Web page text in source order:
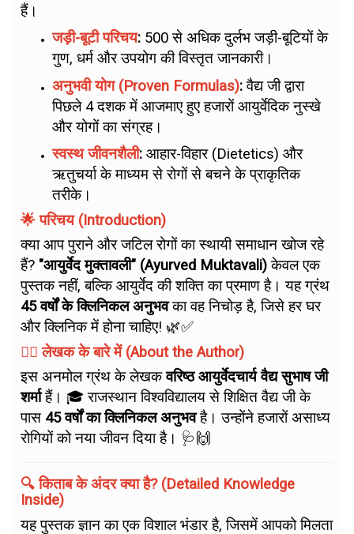
हैं।
जड़ी-बूटी परिचय: 500 से अधिक दुर्लभ जड़ी-बूटियों के
गुण, धर्म और उपयोग की विस्तृत जानकारी।
अनुभवी योग (Proven Formulas):वैद्य जी द्वारा
पिछले 4 दशक में आजमाए हुए हजारों आयुर्वेदिक नुस्खे
और योगों का संग्रह।
स्वस्थ जीवनशैली: आहार-विहार (Dietetics) और
ऋतुचर्या के माध्यम से रोगों से बचने के प्राकृतिक
तरीके।
🌟 परिचय (Introduction)
क्या आप पुराने और जटिल रोगों का स्थायी समाधान खोज रहे
हैं? "आयुर्वेद मुक्तावली" (Ayurved Muktavali)केवल एक
पुस्तक नहीं, बल्कि आयुर्वेद की शक्ति का प्रमाण है। यह ग्रंथ
45 वर्षों के क्लिनिकल अनुभवका वह निचोड़ है, जिसे हर घर
और क्लिनिक में होना चाहिए! 🌿✅
👨‍⚕️ लेखक के बारे में (About the Author)
इस अनमोल ग्रंथ के लेखकवरिष्ठ आयुर्वेदचार्य वैद्य सुभाष जी
शर्माहैं। 🎓 राजस्थान विश्वविद्यालय से शिक्षित वैद्य जी के
पास 45 वर्षों का क्लिनिकल अनुभवहै। उन्होंने हजारों असाध्य
रोगियों को नया जीवन दिया है। 🩺🙌
🔍 किताब के अंदर क्या है? (Detailed Knowledge
Inside)
यह पुस्तक ज्ञान का एक विशाल भंडार है, जिसमें आपको मिलता